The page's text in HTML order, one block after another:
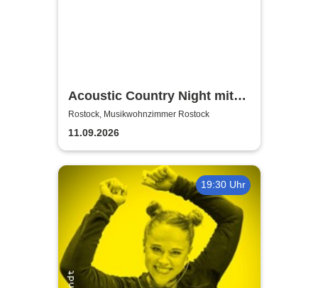
Acoustic Country Night mit
Alina Sebastian & David
Tarakona | Musikwohnzimmer
Rostock
Rostock, Musikwohnzimmer Rostock
11.09.2026
19:30 Uhr